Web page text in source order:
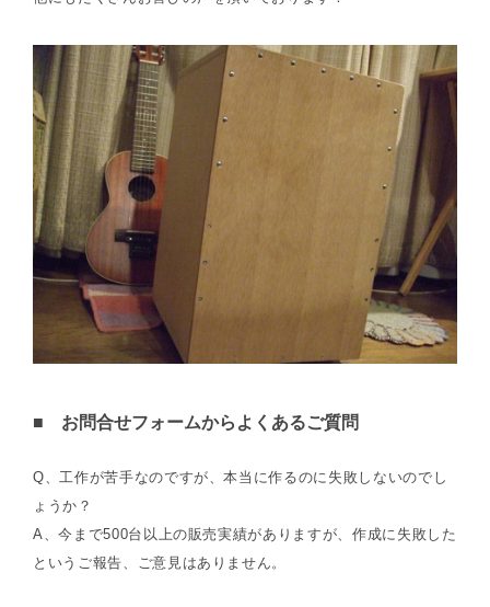
■ お問合せフォームからよくあるご質問
Q、工作が苦手なのですが、本当に作るのに失敗しないのでし
ょうか？
A、今まで500台以上の販売実績がありますが、作成に失敗した
というご報告、ご意見はありません。